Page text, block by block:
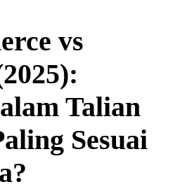
vs
Talian
Sesuai